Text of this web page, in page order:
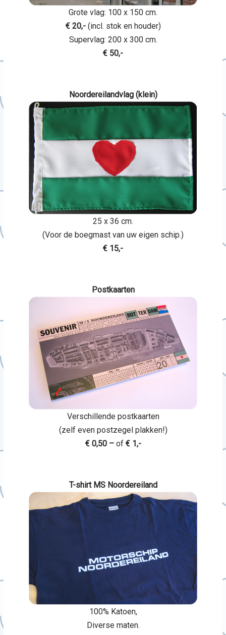
Grote vlag: 100 x 150 cm.
€ 20,-(incl. stok en houder)
Supervlag: 200 x 300 cm.
€ 50,-
Noordereilandvlag (klein)
25 x 36 cm.
(Voor de boegmast van uw eigen schip.)
€ 15,-
Postkaarten
Verschillende postkaarten
(zelf even postzegel plakken!)
€ 0,50 – of € 1,-
T-shirt MS Noordereiland
100% Katoen,
Diverse maten.